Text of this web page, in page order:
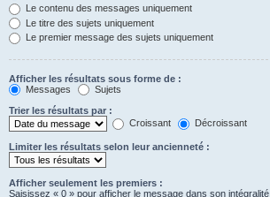
Le contenu des messages uniquement
Le titre des sujets uniquement
Le premier message des sujets uniquement
Afficher les résultats sous forme de :
Messages
Sujets
Trier les résultats par :
Croissant
Décroissant
Limiter les résultats selon leur ancienneté :
Afficher seulement les premiers :
Saisissez « 0 » pour afficher le message dans son intégralité.